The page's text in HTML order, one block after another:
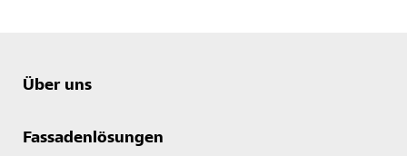
Über uns
Fassadenlösungen